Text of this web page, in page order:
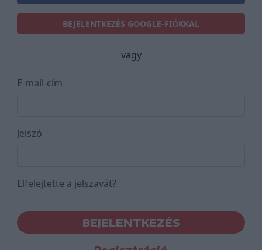
BEJELENTKEZÉS GOOGLE-FIÓKKAL
vagy
E-mail-cím
Jelszó
Elfelejtette a jelszavát?
BEJELENTKEZÉS